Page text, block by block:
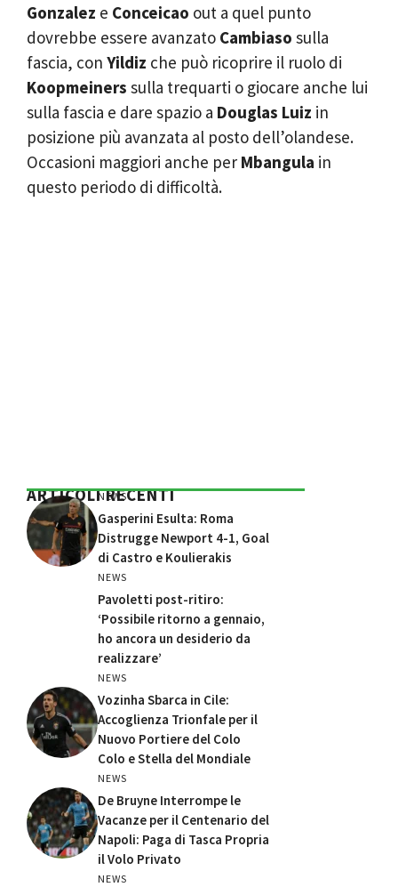
Gonzalez e Conceicao out a quel punto
dovrebbe essere avanzato Cambiaso sulla
fascia, con Yildiz che può ricoprire il ruolo di
Koopmeiners sulla trequarti o giocare anche lui
sulla fascia e dare spazio a Douglas Luiz in
posizione più avanzata al posto dell’olandese.
Occasioni maggiori anche per Mbangula in
questo periodo di difficoltà.
ARTICOLI RECENTI
NEWS
Gasperini Esulta: Roma
Distrugge Newport 4-1, Goal
di Castro e Koulierakis
NEWS
Pavoletti post-ritiro:
‘Possibile ritorno a gennaio,
ho ancora un desiderio da
realizzare’
NEWS
Vozinha Sbarca in Cile:
Accoglienza Trionfale per il
Nuovo Portiere del Colo
Colo e Stella del Mondiale
NEWS
De Bruyne Interrompe le
Vacanze per il Centenario del
Napoli: Paga di Tasca Propria
il Volo Privato
NEWS